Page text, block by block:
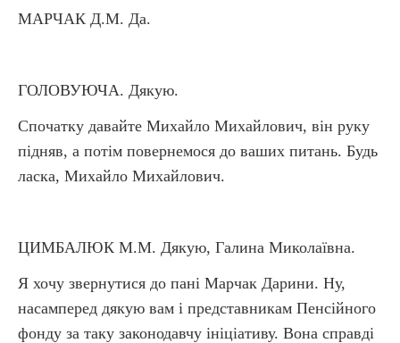
МАРЧАК Д.М. Да.
ГОЛОВУЮЧА. Дякую.
Спочатку давайте Михайло Михайлович, він руку
підняв, а потім повернемося до ваших питань. Будь
ласка, Михайло Михайлович.
ЦИМБАЛЮК М.М. Дякую, Галина Миколаївна.
Я хочу звернутися до пані Марчак Дарини. Ну,
насамперед дякую вам і представникам Пенсійного
фонду за таку законодавчу ініціативу. Вона справді